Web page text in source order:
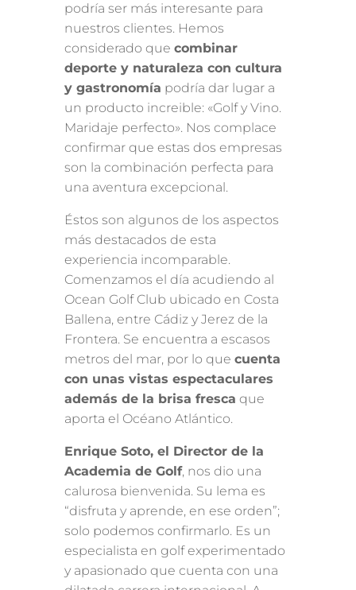
podría ser más interesante para
nuestros clientes. Hemos
considerado que combinar
deporte y naturaleza con cultura
y gastronomía podría dar lugar a
un producto increible: «Golf y Vino.
Maridaje perfecto». Nos complace
confirmar que estas dos empresas
son la combinación perfecta para
una aventura excepcional.
Éstos son algunos de los aspectos
más destacados de esta
experiencia incomparable.
Comenzamos el día acudiendo al
Ocean Golf Club ubicado en Costa
Ballena, entre Cádiz y Jerez de la
Frontera. Se encuentra a escasos
metros del mar, por lo que cuenta
con unas vistas espectaculares
además de la brisa fresca que
aporta el Océano Atlántico.
Enrique Soto, el Director de la
Academia de Golf, nos dio una
calurosa bienvenida. Su lema es
“disfruta y aprende, en ese orden”;
solo podemos confirmarlo. Es un
especialista en golf experimentado
y apasionado que cuenta con una